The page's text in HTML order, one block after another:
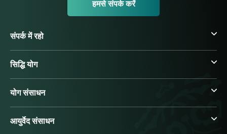
हमसे संपर्क करें
संपर्क में रहो
सिद्धि योग
योग संसाधन
आयुर्वेद संसाधन